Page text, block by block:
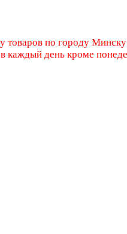
по городу
каждый день кроме